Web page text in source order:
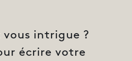
intrigue ?
écrire votre